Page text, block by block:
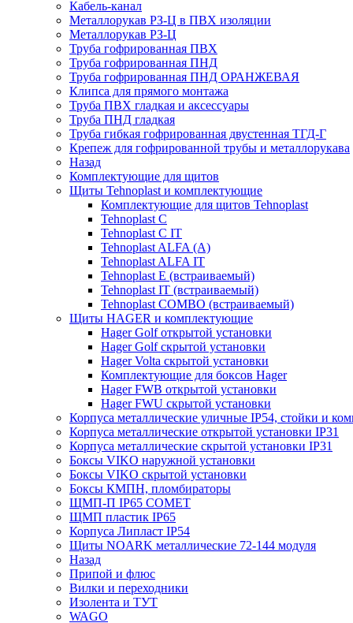
Кабель-канал
Металлорукав РЗ-Ц в ПВХ изоляции
Металлорукав РЗ-Ц
Труба гофрированная ПВХ
Труба гофрированная ПНД
Труба гофрированная ПНД ОРАНЖЕВАЯ
Клипса для прямого монтажа
Труба ПВХ гладкая и аксессуары
Труба ПНД гладкая
Труба гибкая гофрированная двустенная ТГД-Г
Крепеж для гофрированной трубы и металлорукава
Назад
Комплектующие для щитов
Щиты Tehnoplast и комплектующие
Комплектующие для щитов Tehnoplast
Tehnoplast C
Tehnoplast C IT
Tehnoplast ALFA (А)
Tehnoplast ALFA IT
Tehnoplast E (встраиваемый)
Tehnoplast IT (встраиваемый)
Tehnoplast COMBO (встраиваемый)
Щиты HAGER и комплектующие
Hager Golf открытой установки
Hager Golf скрытой установки
Hager Volta скрытой установки
Комплектующие для боксов Hager
Hager FWB открытой установки
Hager FWU скрытой установки
Корпуса металлические уличные IP54, стойки и
Корпуса металлические открытой установки IP31
Корпуса металлические скрытой установки IP31
Боксы VIKO наружной установки
Боксы VIKO скрытой установки
Боксы КМПН, пломбираторы
ЩМП-П IP65 COMET
ЩМП пластик IP65
Корпуса Липласт IP54
Щиты NOARK металлические 72-144 модуля
Назад
Припой и флюс
Вилки и переходники
Изолента и ТУТ
WAGO